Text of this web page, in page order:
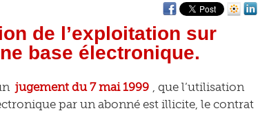
de l’exploitation sur
base électronique.
jugement du 7 mai 1999 , que l’utilisation
par un abonné est illicite, le contrat